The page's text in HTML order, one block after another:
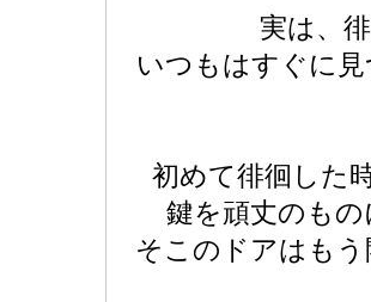
実は、
いつもはすぐに
初めて徘徊した
鍵を頑丈のも
そこのドアはも